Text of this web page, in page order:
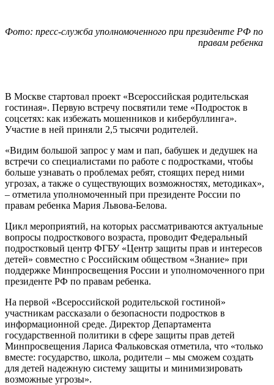
Фото: пресс-служба уполномоченного при президенте РФ по
правам ребенка
В Москве стартовал проект «Всероссийская родительская
гостиная». Первую встречу посвятили теме «Подросток в
соцсетях: как избежать мошенников и кибербуллинга».
Участие в ней приняли 2,5 тысячи родителей.
«Видим большой запрос у мам и пап, бабушек и дедушек на
встречи со специалистами по работе с подростками, чтобы
больше узнавать о проблемах ребят, стоящих перед ними
угрозах, а также о существующих возможностях, методиках»,
– отметила уполномоченный при президенте России по
правам ребенка Мария Львова-Белова.
Цикл мероприятий, на которых рассматриваются актуальные
вопросы подросткового возраста, проводит Федеральный
подростковый центр ФГБУ «Центр защиты прав и интересов
детей» совместно с Российским обществом «Знание» при
поддержке Минпросвещения России и уполномоченного при
президенте РФ по правам ребенка.
На первой «Всероссийской родительской гостиной»
участникам рассказали о безопасности подростков в
информационной среде. Директор Департамента
государственной политики в сфере защиты прав детей
Минпросвещения Лариса Фальковская отметила, что «только
вместе: государство, школа, родители – мы сможем создать
для детей надежную систему защиты и минимизировать
возможные угрозы».